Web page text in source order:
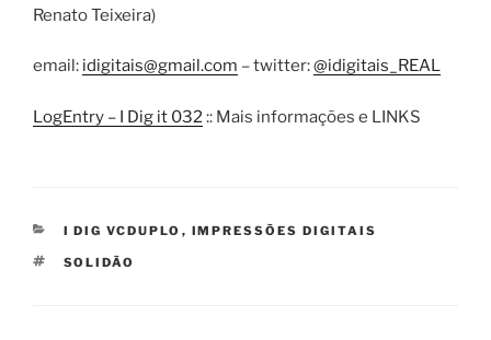
Renato Teixeira)
email: idigitais@gmail.com – twitter:@idigitais_REAL
LogEntry – I Dig it 032:: Mais informações e LINKS
CATEGORIES
I DIG VCDUPLO , IMPRESSÕES DIGITAIS
TAGS
SOLIDÃO